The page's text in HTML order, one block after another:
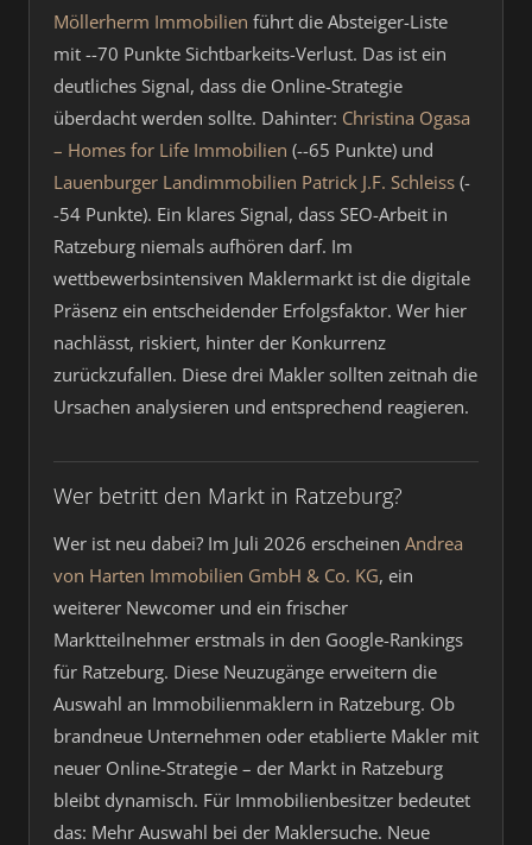
Möllerherm Immobilien führt die Absteiger-Liste
mit --70 Punkte Sichtbarkeits-Verlust. Das ist ein
deutliches Signal, dass die Online-Strategie
überdacht werden sollte. Dahinter: Christina Ogasa
– Homes for Life Immobilien (--65 Punkte) und
Lauenburger Landimmobilien Patrick J.F. Schleiss (-
-54 Punkte). Ein klares Signal, dass SEO-Arbeit in
Ratzeburg niemals aufhören darf. Im
wettbewerbsintensiven Maklermarkt ist die digitale
Präsenz ein entscheidender Erfolgsfaktor. Wer hier
nachlässt, riskiert, hinter der Konkurrenz
zurückzufallen. Diese drei Makler sollten zeitnah die
Ursachen analysieren und entsprechend reagieren.
Wer betritt den Markt in Ratzeburg?
Wer ist neu dabei? Im Juli 2026 erscheinen Andrea
von Harten Immobilien GmbH & Co. KG, ein
weiterer Newcomer und ein frischer
Marktteilnehmer erstmals in den Google-Rankings
für Ratzeburg. Diese Neuzugänge erweitern die
Auswahl an Immobilienmaklern in Ratzeburg. Ob
brandneue Unternehmen oder etablierte Makler mit
neuer Online-Strategie – der Markt in Ratzeburg
bleibt dynamisch. Für Immobilienbesitzer bedeutet
das: Mehr Auswahl bei der Maklersuche. Neue